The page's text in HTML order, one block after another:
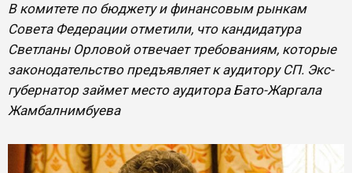
В комитете по бюджету и финансовым рынкам
Совета Федерации отметили, что кандидатура
Светланы Орловой отвечает требованиям, которые
законодательство предъявляет к аудитору СП. Экс-
губернатор займет место аудитора Бато-Жаргала
Жамбалнимбуева